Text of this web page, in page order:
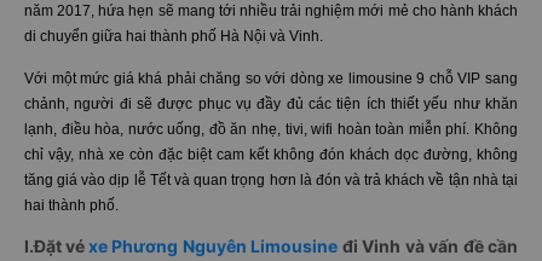
năm 2017, hứa hẹn sẽ mang tới nhiều trải nghiệm mới mẻ cho hành khách
di chuyển giữa hai thành phố Hà Nội và Vinh.
Với một mức giá khá phải chăng so với dòng xe limousine 9 chỗ VIP sang
chảnh, người đi sẽ được phục vụ đầy đủ các tiện ích thiết yếu như khăn
lạnh, điều hòa, nước uống, đồ ăn nhẹ, tivi, wifi hoàn toàn miễn phí. Không
chỉ vậy, nhà xe còn đặc biệt cam kết không đón khách dọc đường, không
tăng giá vào dịp lễ Tết và quan trọng hơn là đón và trả khách về tận nhà tại
hai thành phố.
I.Đặt véxe Phương Nguyên Limousine đi Vinh và vấn đề cần